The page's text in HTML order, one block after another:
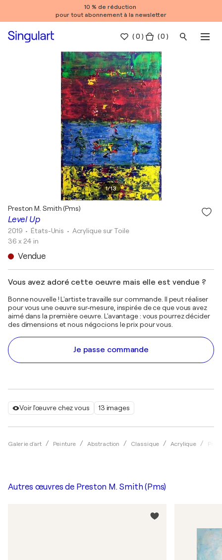
10 % de réduction
pour tout abonnement à la newsletter
(0 ) ( 0 )
1/13
Voir l'œuvre chez vous 13 images
Galerie d'art Peinture Abstraction Classique Acrylique
Level Up
Preston M. Smith (Pms)
2019 • États-Unis • Acrylique sur Toile
36 x 24 in
Vendue
Vous avez adoré cette oeuvre mais elle est vendue ?
Bonne nouvelle ! L'artiste travaille sur commande. Il peut réaliser
pour vous une oeuvre sur-mesure, inspirée de ce que vous avez
aimé dans la première oeuvre. L'avantage : vous pourrez décider
des dimensions et nous négocions le prix pour vous.
Je passe commande
Autres œuvres de Preston M. Smith (Pms)